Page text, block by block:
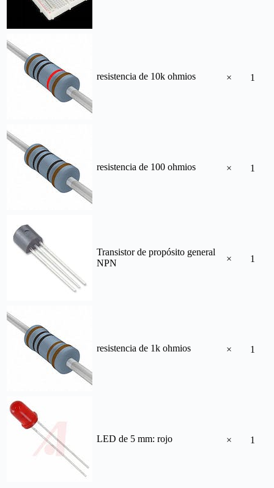
resistencia de 10k ohmios × 1
resistencia de 100 ohmios × 1
Transistor de propósito general
NPN
× 1
resistencia de 1k ohmios × 1
LED de 5 mm: rojo × 1